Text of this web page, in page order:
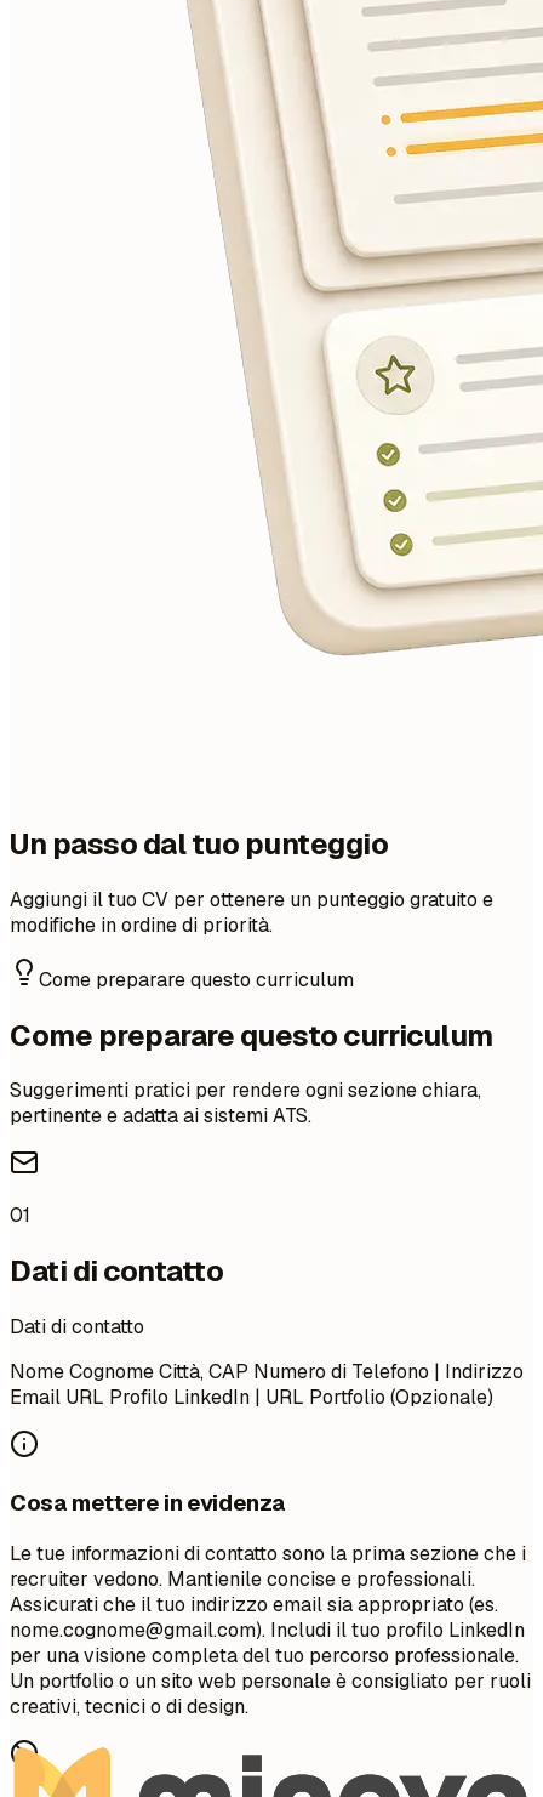
Un passo dal tuo punteggio
Aggiungi il tuo CV per ottenere un punteggio gratuito e
modifiche in ordine di priorità.
Come preparare questo curriculum
Come preparare questo curriculum
Suggerimenti pratici per rendere ogni sezione chiara,
pertinente e adatta ai sistemi ATS.
01
Dati di contatto
Dati di contatto
Nome Cognome Città, CAP Numero di Telefono | Indirizzo
Email URL Profilo LinkedIn | URL Portfolio (Opzionale)
Cosa mettere in evidenza
Le tue informazioni di contatto sono la prima sezione che i
recruiter vedono. Mantienile concise e professionali.
Assicurati che il tuo indirizzo email sia appropriato (es.
nome.cognome@gmail.com). Includi il tuo profilo LinkedIn
per una visione completa del tuo percorso professionale.
Un portfolio o un sito web personale è consigliato per ruoli
creativi, tecnici o di design.